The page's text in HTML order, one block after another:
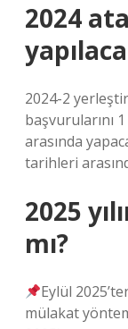
2024
2024-2
başvurularını
arasında
tarihleri
2025
mı?
Eylül
mülakat